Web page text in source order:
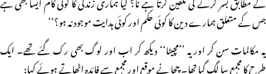
جس کے متعلق ہمارے دین کا کوئی حکم اور کوئی ہدایت موجود نہ ہو؟‘‘
یہ مکالمات سن کر اور یہ ’’مچیٹا‘‘ دیکھ کر اب اور لوگ بھی رک گئے تھے۔ ایک
طرح کا مجمع سا لگ گیا تھا۔ چچا نے موقع اور مجمع سے فائدہ اٹھاتے ہوئے کہا: